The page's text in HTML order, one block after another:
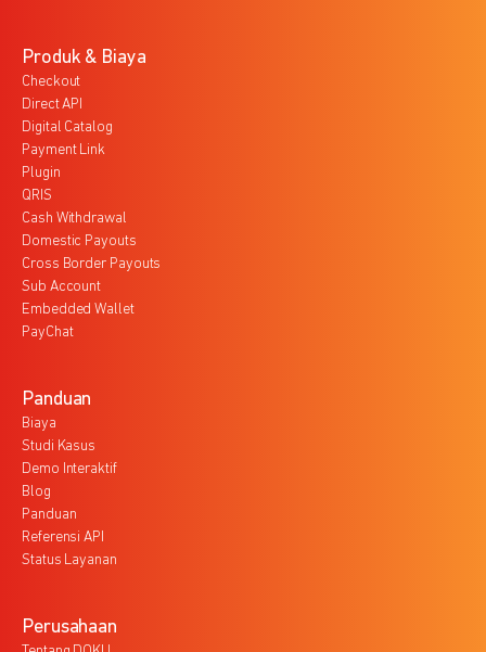
Produk & Biaya
Checkout
Direct API
Digital Catalog
Payment Link
Plugin
QRIS
Cash Withdrawal
Domestic Payouts
Cross Border Payouts
Sub Account
Embedded Wallet
PayChat
Panduan
Biaya
Studi Kasus
Demo Interaktif
Blog
Panduan
Referensi API
Status Layanan
Perusahaan